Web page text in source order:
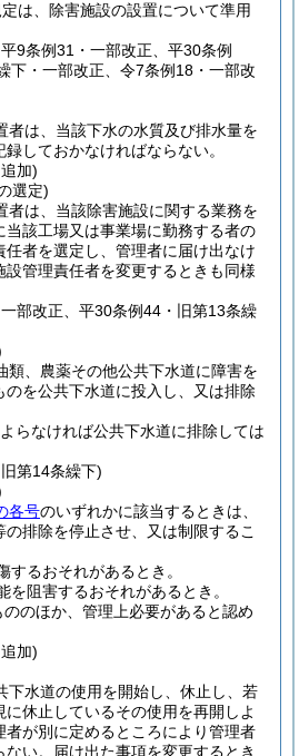
は、除害施設の設置について準用
9条例31・一部改正、平30条例
下・一部改正、令7条例18・一部改
者は、当該下水の水質及び排水量を
しておかなければならない。
加)
選定)
者は、当該除害施設に関する業務を
当該工場又は事業場に勤務する者の
者を選定し、管理者に届け出なけ
設管理責任者を変更するときも同様
部改正、平30条例44・旧第13条繰
類、農薬その他公共下水道に障害を
のを公共下水道に投入し、又は排除
らなければ公共下水道に排除しては
第14条繰下)
各号のいずれかに該当するときは、
排除を停止させ、又は制限するこ
するおそれがあるとき。
を阻害するおそれがあるとき。
ののほか、管理上必要があると認め
加)
下水道の使用を開始し、休止し、若
に休止しているその使用を再開しよ
者が別に定めるところにより管理者
い。
届け出た事項を変更するとき